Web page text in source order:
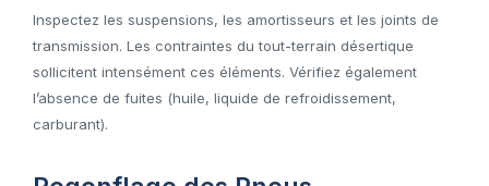
Inspectez les suspensions, les amortisseurs et les joints de
transmission. Les contraintes du tout-terrain désertique
sollicitent intensément ces éléments. Vérifiez également
l’absence de fuites (huile, liquide de refroidissement,
carburant).